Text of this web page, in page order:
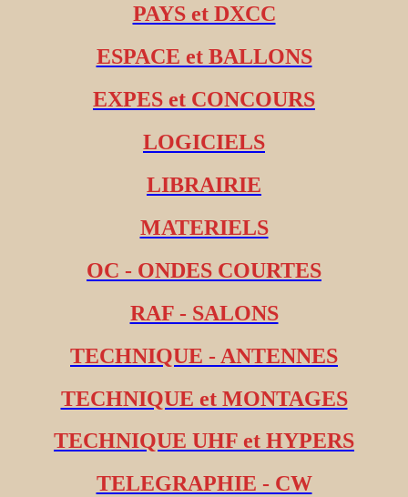
PAYS et DXCC
ESPACE et BALLONS
EXPES et CONCOURS
LOGICIELS
LIBRAIRIE
MATERIELS
OC - ONDES COURTES
RAF - SALONS
TECHNIQUE - ANTENNES
TECHNIQUE et MONTAGES
TECHNIQUE UHF et HYPERS
TELEGRAPHIE - CW